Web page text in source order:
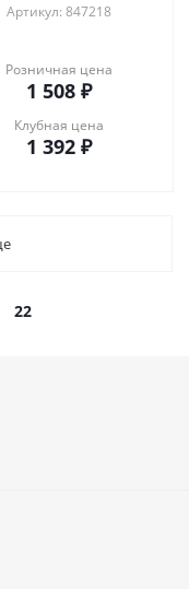
Артикул: 847218
Розничная цена
1 508 ₽
Клубная цена
1 392 ₽
22